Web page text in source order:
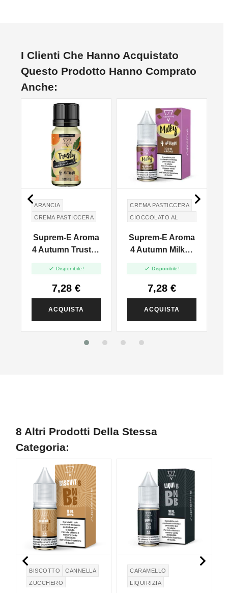
I Clienti Che Hanno Acquistato
Questo Prodotto Hanno Comprato
Anche:
ARANCIA
CREMA PASTICCERA
Suprem-E Aroma
4 Autumn Trusty -
 Disponibile!
7,28 €
ACQUISTA
CREMA PASTICCERA
CIOCCOLATO AL
Suprem-E Aroma
4 Autumn Milky -
 Disponibile!
7,28 €
ACQUISTA
 
8 Altri Prodotti Della Stessa
Categoria:
BISCOTTO
CANNELLA
ZUCCHERO
CARAMELLO
LIQUIRIZIA
 